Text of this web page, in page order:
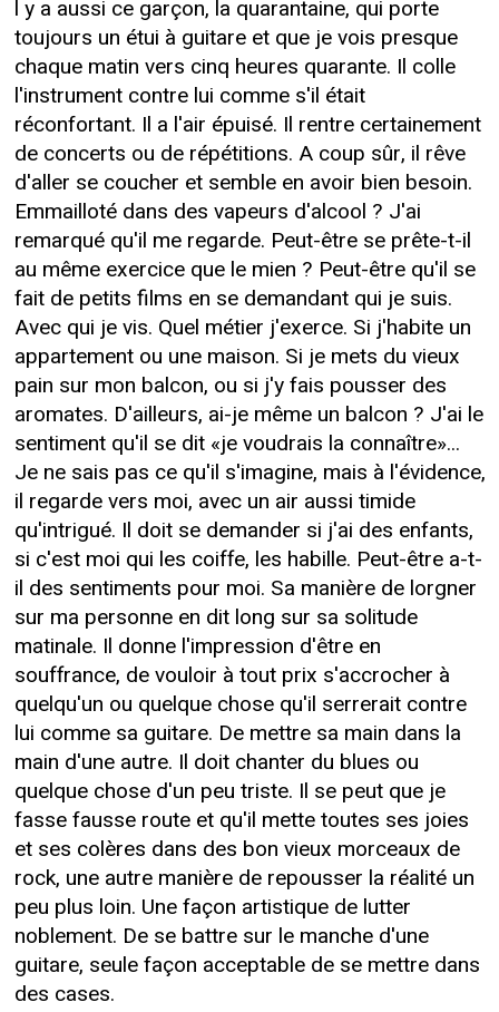
l y a aussi ce garçon, la quarantaine, qui porte
toujours un étui à guitare et que je vois presque
chaque matin vers cinq heures quarante. Il colle
l'instrument contre lui comme s'il était
réconfortant. Il a l'air épuisé. Il rentre certainement
de concerts ou de répétitions. A coup sûr, il rêve
d'aller se coucher et semble en avoir bien besoin.
Emmailloté dans des vapeurs d'alcool ? J'ai
remarqué qu'il me regarde. Peut-être se prête-t-il
au même exercice que le mien ? Peut-être qu'il se
fait de petits films en se demandant qui je suis.
Avec qui je vis. Quel métier j'exerce. Si j'habite un
appartement ou une maison. Si je mets du vieux
pain sur mon balcon, ou si j'y fais pousser des
aromates. D'ailleurs, ai-je même un balcon ? J'ai le
sentiment qu'il se dit «je voudrais la connaître»...
Je ne sais pas ce qu'il s'imagine, mais à l'évidence,
il regarde vers moi, avec un air aussi timide
qu'intrigué. Il doit se demander si j'ai des enfants,
si c'est moi qui les coiffe, les habille. Peut-être a-t-
il des sentiments pour moi. Sa manière de lorgner
sur ma personne en dit long sur sa solitude
matinale. Il donne l'impression d'être en
souffrance, de vouloir à tout prix s'accrocher à
quelqu'un ou quelque chose qu'il serrerait contre
lui comme sa guitare. De mettre sa main dans la
main d'une autre. Il doit chanter du blues ou
quelque chose d'un peu triste. Il se peut que je
fasse fausse route et qu'il mette toutes ses joies
et ses colères dans des bon vieux morceaux de
rock, une autre manière de repousser la réalité un
peu plus loin. Une façon artistique de lutter
noblement. De se battre sur le manche d'une
guitare, seule façon acceptable de se mettre dans
des cases.